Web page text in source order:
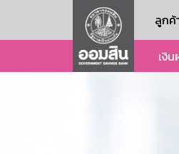
ลูกค้
เงิ